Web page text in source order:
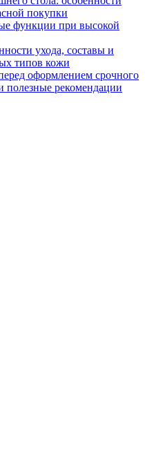
покупки
функции при высокой
ухода, составы и
типов кожи
оформлением срочного
полезные рекомендации